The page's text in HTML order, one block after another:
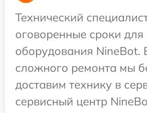
Технический
оговоренные сроки для
оборудования NineBot.
сложного ремонта мы
доставим технику в
сервисный центр